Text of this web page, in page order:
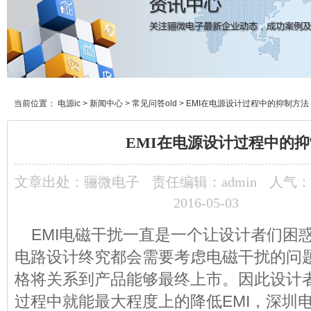
当前位置： 电源ic > 新闻中心 > 常见问答old > EMI在电源设计过程中的抑制方法
EMI在电源设计过程中的
文章出处： 骊微电子 责任编辑：admin
人气：
2016-05-03
EMI电磁干扰一直是一个让设计者们困
电路设计终究都会需要考虑电磁干扰的问
格将关系到产品能够最终上市。因此设计
过程中就能最大程度上的降低EMI，深圳